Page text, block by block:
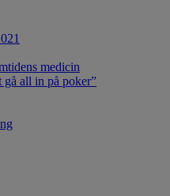
medicin
gå all in på poker”